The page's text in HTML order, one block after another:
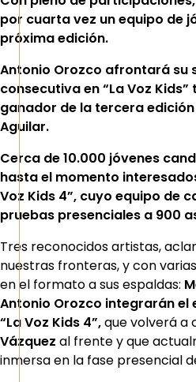
por cuarta vez un equipo de
próxima edición.
Antonio Orozco afrontará su
consecutiva en “La Voz
ganador de la tercera
Aguilar.
Cerca de 10.000 jóvenes
hasta el momento
Voz Kids 4”, cuyo equipo de
pruebas presenciales a 900
Tres reconocidos artistas,
nuestras fronteras, y con
en el formato a sus espaldas:
Antonio Orozco integrarán el
“La Voz Kids 4”,que volverá a
Vázquez al frente y que
inmersa en la fase presencial